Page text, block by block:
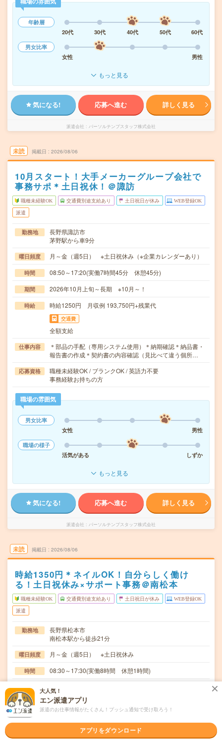
年齢層
20代
30代 40代 50代
60代
男女比率
女性
男性
もっと見る
気になる! 応募へ進む 詳しく見る
派遣会社 パーソルテンプスタッフ株式会社
未読 掲載日 2026/08/06
10月スタート！大手メーカーグループ会社で
事務サポ＊土日祝休！＠諏訪
職種未経験OK 交通費別途支給あり 土日祝日が休み WEB登録OK
派遣
勤務地
長野県諏訪市
茅野駅から車9分
曜日頻度 月～金（週5日） ※土日祝休み（※企業カレンダーあり）
時間 08:50～17:20(実働7時間45分 休憩45分)
期間 2026年10月上旬～長期 ※10月～！
時給 時給1250円 月収例 193,750円+残業代
交通費
全額支給
仕事内容
＊部品の手配（専用システム使用）＊納期確認＊納品書・
報告書の作成＊契約書の内容確認（見比べて違う個所…
応募資格
職種未経験OK / ブランクOK / 英語力不要
事務経験お持ちの方
職場の雰囲気
男女比率
女性
男性
職場の様子
活気がある
しずか
もっと見る
気になる! 応募へ進む 詳しく見る
派遣会社 パーソルテンプスタッフ株式会社
未読 掲載日 2026/08/06
時給1350円＊ネイルOK！自分らしく働け
る！土日祝休み×サポート事務＠南松本
職種未経験OK 交通費別途支給あり 土日祝日が休み WEB登録OK
派遣
勤務地
長野県松本市
南松本駅から徒歩21分
曜日頻度 月～金（週5日） ※土日祝休み
時間 08:30～17:30(実働8時間 休憩1時間)
期間
2026年08月下旬～長期 2027年9月までを予定（延長の可
能性あり） ※8月～！
時給 時給1350円 月収例 216,000円
交通費
全額支給
大人気！
エン派遣アプリ
派遣のお仕事情報がたくさん！プッシュ通知で受け取ろう！
アプリをダウンロード